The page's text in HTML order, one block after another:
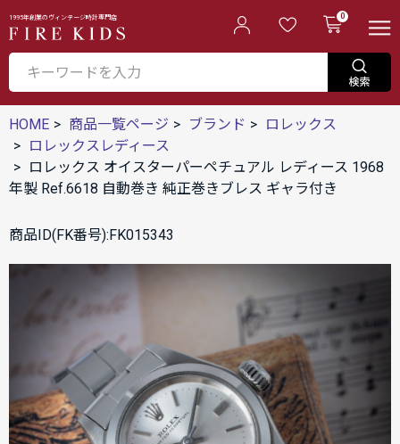
1995年創業のヴィンテージ時計専門店 0
HOME 商品一覧ページ ブランド
ロレックス
ロレックスレディース
ロレックス オイスターパーペチュアル レディース 1968
年製 Ref.6618 自動巻き 純正巻きブレス ギャラ付き
商品ID(FK番号):FK015343